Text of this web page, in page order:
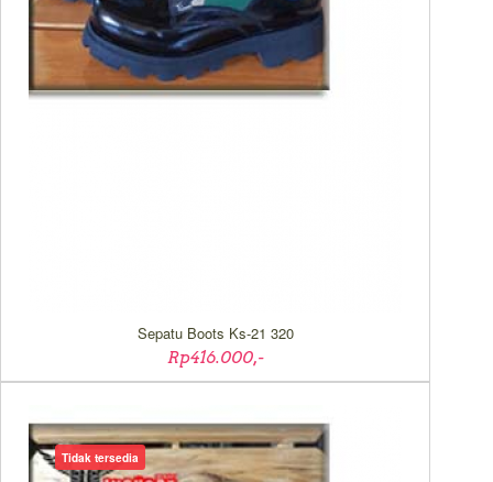
Sepatu Boots Ks-21 320
Rp416.000,-
Tidak tersedia